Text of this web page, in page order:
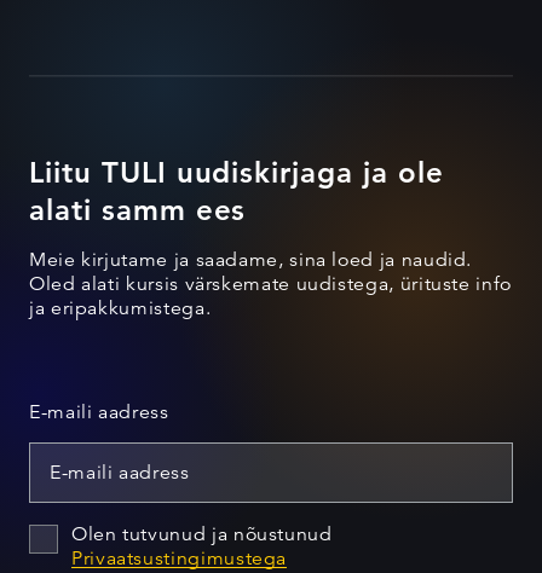
Liitu TULI uudiskirjaga ja ole
alati samm ees
Meie kirjutame ja saadame, sina loed ja naudid.
Oled alati kursis värskemate uudistega, ürituste info
ja eripakkumistega.
E-maili aadress
Olen tutvunud ja nõustunud
Privaatsustingimustega